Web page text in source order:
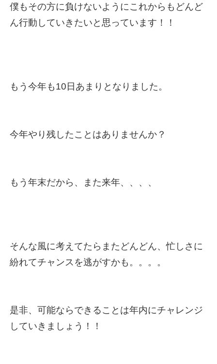
僕もその方に負けないようにこれからもどんど
ん行動していきたいと思っています！！
もう今年も10日あまりとなりました。
今年やり残したことはありませんか？
もう年末だから、また来年、、、、
そんな風に考えてたらまたどんどん、忙しさに
紛れてチャンスを逃がすかも。。。。
是非、可能ならできることは年内にチャレンジ
していきましょう！！